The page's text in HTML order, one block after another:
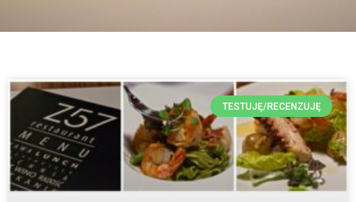
TESTUJĘ/RECENZUJĘ